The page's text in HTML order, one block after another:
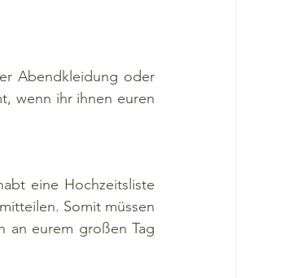
Abendkleidung oder
wenn ihr ihnen euren
eine Hochzeitsliste
Somit müssen
an eurem großen Tag